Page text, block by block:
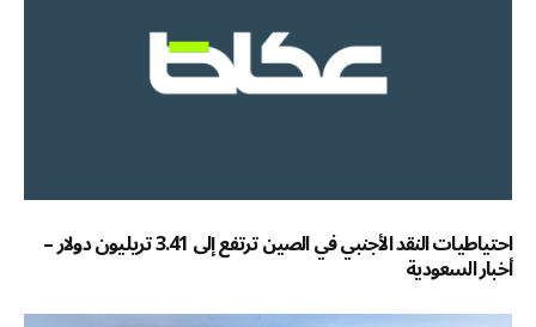
احتياطيات النقد الأجنبي في الصين ترتفع إلى 3.41 تريليون دولار –
أخبار السعودية